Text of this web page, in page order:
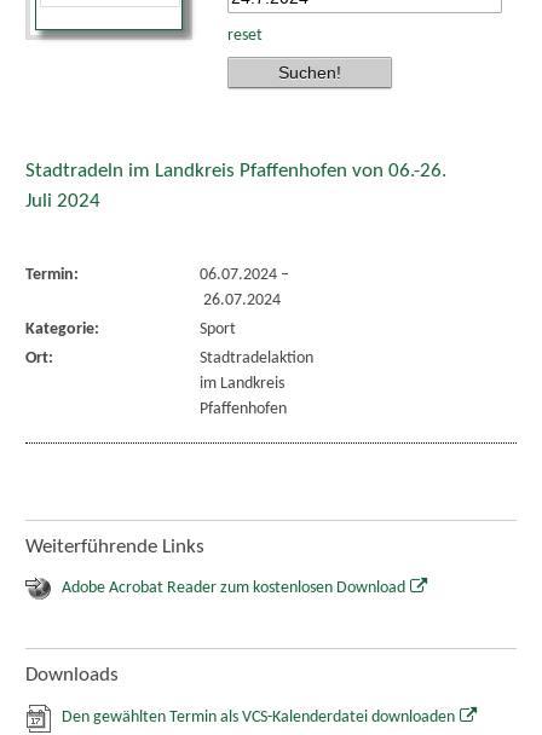
reset
Stadtradeln im Landkreis Pfaffenhofen von 06.-26.
Juli 2024
Termin: 06.07.2024–
26.07.2024
Kategorie:
Sport
Ort:
Stadtradelaktion
im Landkreis
Pfaffenhofen
Weiterführende Links
Adobe Acrobat Reader zum kostenlosen Download
Downloads
Den gewählten Termin als VCS-Kalenderdatei downloaden